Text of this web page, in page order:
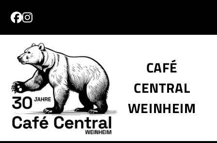
content
Facebook
Instagram
CAFÉ
CENTRAL
WEINHEIM